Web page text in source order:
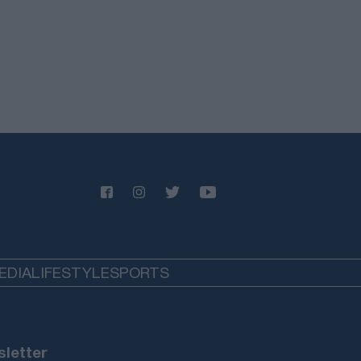
κοιτασμάτων της
07/08/26 - 09:11
πλήγματα σε πλοία στη Μαύρη
LIFESTYLESPORTS